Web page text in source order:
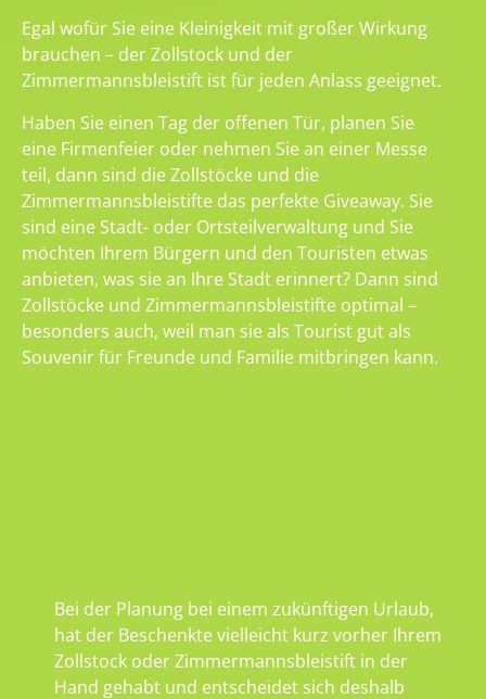
Egal wofür Sie eine Kleinigkeit mit großer Wirkung
brauchen – der Zollstock und der
Zimmermannsbleistift ist für jeden Anlass geeignet.
Haben Sie einen Tag der offenen Tür, planen Sie
eine Firmenfeier oder nehmen Sie an einer Messe
teil, dann sind die Zollstöcke und die
Zimmermannsbleistifte das perfekte Giveaway. Sie
sind eine Stadt- oder Ortsteilverwaltung und Sie
möchten Ihrem Bürgern und den Touristen etwas
anbieten, was sie an Ihre Stadt erinnert? Dann sind
Zollstöcke und Zimmermannsbleistifte optimal –
besonders auch, weil man sie als Tourist gut als
Souvenir für Freunde und Familie mitbringen kann.
Bei der Planung bei einem zukünftigen Urlaub,
hat der Beschenkte vielleicht kurz vorher Ihrem
Zollstock oder Zimmermannsbleistift in der
Hand gehabt und entscheidet sich deshalb